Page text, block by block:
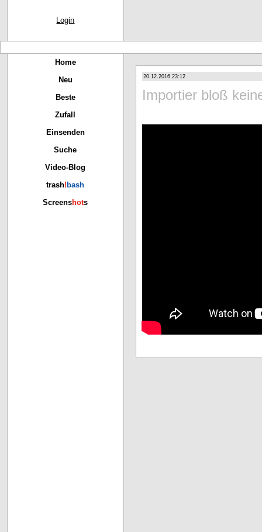
Login
Home
Neu
Beste
Zufall
Einsenden
Suche
Video-Blog
trash! bash
Screenshots
20.12.2016 23:12
Importier bloß